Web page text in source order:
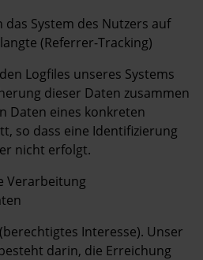
das System des Nutzers auf
(Referrer-Tracking)
Logfiles unseres Systems
dieser Daten zusammen
Daten eines konkreten
so dass eine Identifizierung
nicht erfolgt.
Verarbeitung
Interesse). Unser
darin, die Erreichung